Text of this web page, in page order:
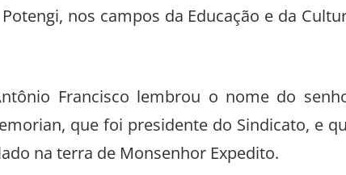
nos campos da Educação e da
Francisco lembrou o nome do
que foi presidente do Sindicato, e
na terra de Monsenhor Expedito.